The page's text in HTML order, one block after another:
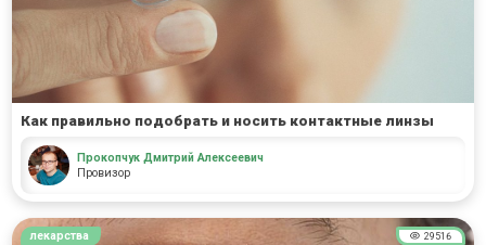
Как правильно подобрать и носить контактные линзы
Прокопчук Дмитрий Алексеевич
Провизор
лекарства 29516